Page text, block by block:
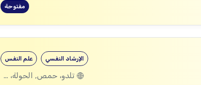
مفتوحة
علم النفس الإرشاد النفسي
تلدو، حمص, الحولة، حمص